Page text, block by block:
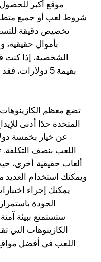
موقع أكبر
شروط لعب أو جميع
تخصيص دقيقة
بأموال حقيقية،
الشخصية. إذا كنت
بقيمة 5
تضع معظم الكازينوهات
عن خيار بخمسة
اللعب بنصف
ألعاب حقيقية أخرى،
ويمكنك استخدام العديد
يمكنك إجراء
الجودة
ستستمتع ببيئة
الكازينوهات التي
اللعب في أفضل